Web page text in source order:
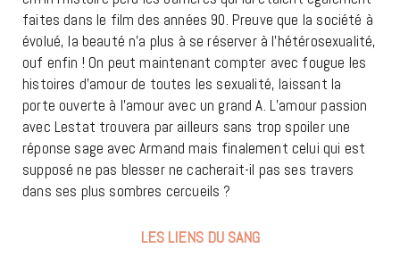
faites dans le film des années 90. Preuve que la société à
évolué, la beauté n’a plus à se réserver à l’hétérosexualité,
ouf enfin ! On peut maintenant compter avec fougue les
histoires d’amour de toutes les sexualité, laissant la
porte ouverte à l’amour avec un grand A. L’amour passion
avec Lestat trouvera par ailleurs sans trop spoiler une
réponse sage avec Armand mais finalement celui qui est
supposé ne pas blesser ne cacherait-il pas ses travers
dans ses plus sombres cercueils ?
LES LIENS DU SANG